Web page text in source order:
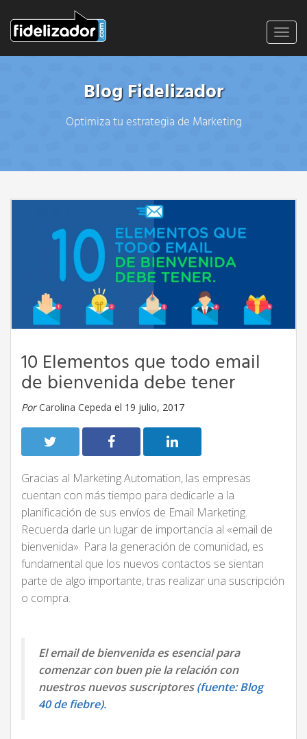
Blog Fidelizador
Optimiza tu estrategia de Marketing
10 Elementos que todo email
de bienvenida debe tener
Por Carolina Cepeda el 19 julio, 2017
Gracias al Marketing Automation, las empresas
cuentan con más tiempo para dedicarle a la
planificación de sus envíos de Email Marketing.
Recuerda darle un lugar de importancia al «email de
bienvenida». Para la generación de comunidad, es
fundamental que los nuevos contactos se sientan
parte de algo importante, tras realizar una suscripción
o compra.
El email de bienvenida es esencial para
comenzar con buen pie la relación con
nuestros nuevos suscriptores(fuente: Blog
40 de fiebre).